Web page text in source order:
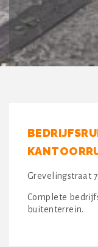
Grevelingstraat
Complete
buitenterrein.